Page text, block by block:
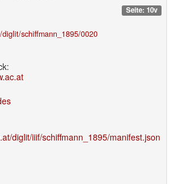
Seite: 10v
schiffmann_1895/0020
diglit/iiif/schiffmann_1895/manifest.json